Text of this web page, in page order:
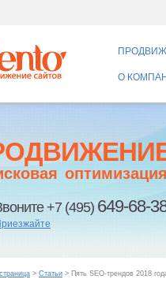
О
оптимизация
+7 (495) 649-68-
> Статьи > Пять SEO-трендов 2018